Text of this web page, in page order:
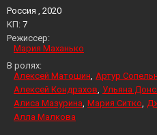
Россия , 2020
KП: 7
Режиссер:
Мария Маханько
В ролях:
Алексей Матошин Артур
Алексей Кондрахов Ульяна
Алиса Мазурина Мария Ситко
Алла Малкова